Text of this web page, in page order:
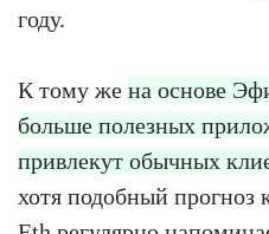
году.
К тому же на основе
больше полезных
привлекут обычных
хотя подобный прогноз